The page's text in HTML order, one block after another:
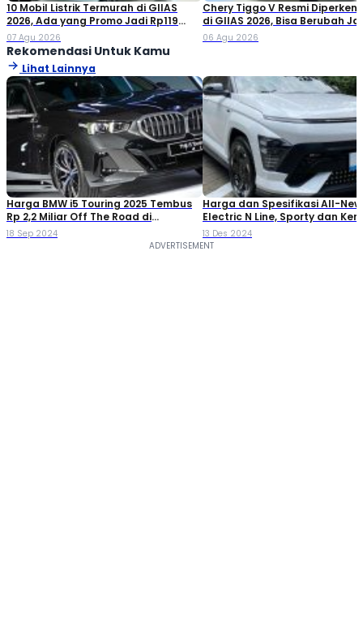
10 Mobil Listrik Termurah di GIIAS
2026, Ada yang Promo Jadi Rp119
Jutaan!
07 Agu 2026
Chery Tiggo V Resmi
di GIIAS 2026, Bisa Berubah
Double Cabin
06 Agu 2026
Rekomendasi Untuk Kamu
Lihat Lainnya
Harga BMW i5 Touring 2025 Tembus
Rp 2,2 Miliar Off The Road di
Indonesia
18 Sep 2024
Harga dan Spesifikasi All-New
Electric N Line, Sporty dan
13 Des 2024